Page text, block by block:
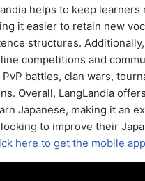
helps to keep learners
it easier to retain new
structures. Additionally,
competitions and
battles, clan wars,
Overall, LangLandia
Japanese, making it an
to improve their
here to get the mobile